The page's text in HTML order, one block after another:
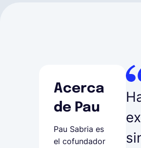
Acerca
de Pau
Pau Sabria es
el cofundador